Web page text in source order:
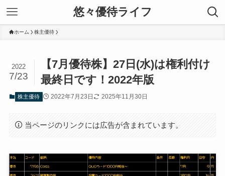
悠々優待ライフ
ホーム 株主優待
【7月優待株】27日(水)は権利付け
最終日です！2022年版
2022
7/23
株主優待 2022年7月23日 2025年11月30日
当ページのリンクには広告が含まれています。